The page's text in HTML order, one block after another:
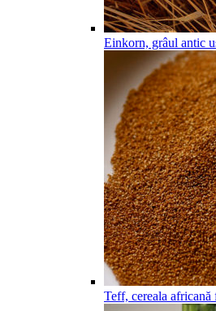
Einkorn, grâul antic
Teff, cereala africană